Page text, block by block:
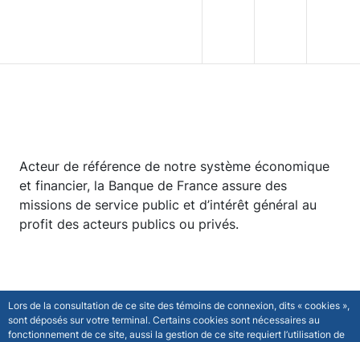
Lors de la consultation de ce site des témoins de connexion, dits « cookies »,
sont déposés sur votre terminal. Certains cookies sont nécessaires au
fonctionnement de ce site, aussi la gestion de ce site requiert l’utilisation de
Acteur de référence de notre système économique
et financier, la Banque de France assure des
missions de service public et d’intérêt général au
profit des acteurs publics ou privés.